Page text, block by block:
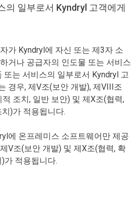
의 일부로서 Kyndryl 고객에게
가 Kyndryl에 자신 또는 제3자 소
거나 공급자의 인도물 또는 서비스
또는 서비스의 일부로서 Kyndryl 고
경우, 제V조(보안 개발), 제VIII조
조치, 일반 보안) 및 제X조(협력,
)가 적용됩니다.
에 온프레미스 소프트웨어만 제공
V조(보안 개발) 및 제X조(협력, 확
가 적용됩니다.